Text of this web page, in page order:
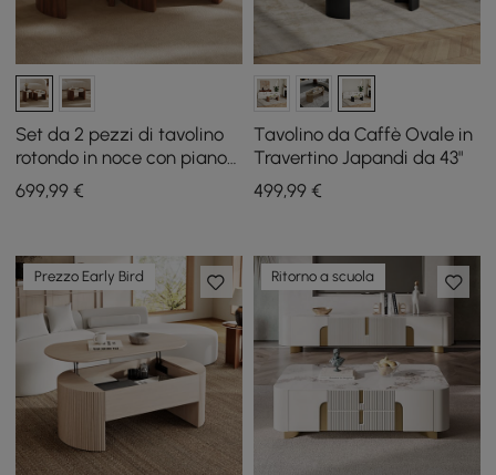
Set da 2 pezzi di tavolino
rotondo in noce con piano
in travertino (20" - 28")
699,99 €
Tavolino da Caffè Ovale in
Travertino Japandi da 43"
499,99€
Prezzo Early Bird Ritorno a scuola